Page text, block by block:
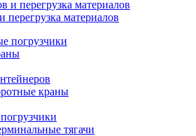
материалов
погрузчики
краны
тягачи